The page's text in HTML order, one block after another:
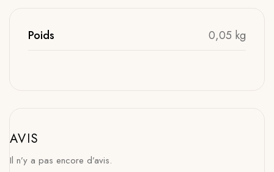
Poids 0,05 kg
AVIS
Il n’y a pas encore d’avis.